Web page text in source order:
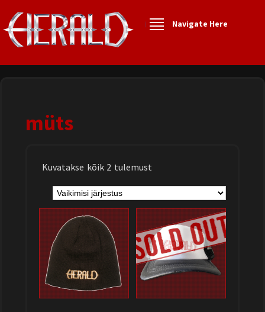
Navigate Here
müts
Kuvatakse kõik 2 tulemust